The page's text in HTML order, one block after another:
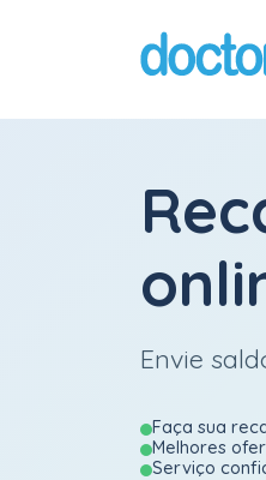
Envie
Faça sua
Melhores
Serviço